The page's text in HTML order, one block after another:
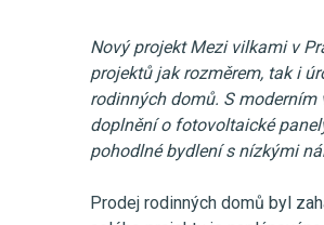
Nový projekt Mezi vilkami v
projektů jak rozměrem, tak i
rodinných domů. S
doplnění o fotovoltaické
pohodlné bydlení s nízkými
Prodej rodinných domů byl